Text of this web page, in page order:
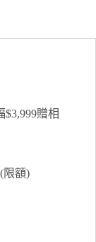
贈相
限額)